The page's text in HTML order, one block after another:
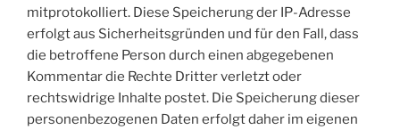
mitprotokolliert. Diese Speicherung der IP-Adresse
erfolgt aus Sicherheitsgründen und für den Fall, dass
die betroffene Person durch einen abgegebenen
Kommentar die Rechte Dritter verletzt oder
rechtswidrige Inhalte postet. Die Speicherung dieser
personenbezogenen Daten erfolgt daher im eigenen